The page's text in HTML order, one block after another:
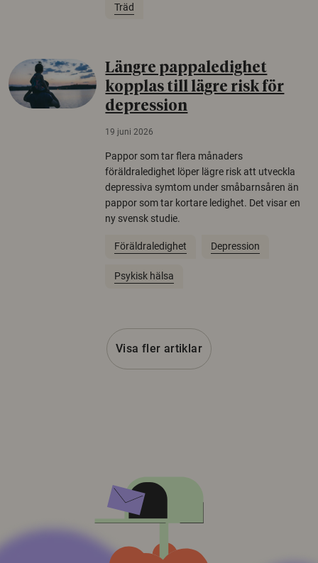
Träd
Längre pappaledighet
kopplas till lägre risk för
depression
19 juni 2026
Pappor som tar flera månaders
föräldraledighet löper lägre risk att utveckla
depressiva symtom under småbarnsåren än
pappor som tar kortare ledighet. Det visar en
ny svensk studie.
Föräldraledighet Depression
Psykisk hälsa
Visa fler artiklar